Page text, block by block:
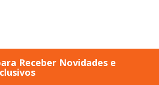
Receber Novidades e